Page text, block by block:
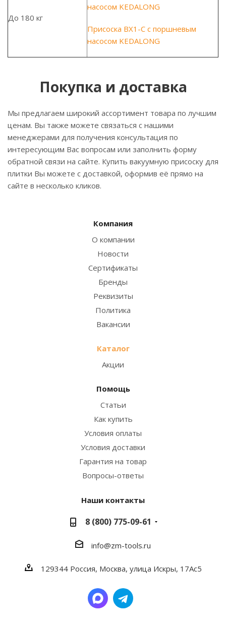
До 180 кг
насосом KEDALONG
Присоска BX1-С с поршневым
насосом KEDALONG
Покупка и доставка
Мы предлагаем широкий ассортимент товара по лучшим
ценам. Вы также можете связаться с нашими
менеджерами для получения консультация по
интересующим Вас вопросам или заполнить форму
обратной связи на сайте. Купить вакуумную присоску для
плитки Вы можете с доставкой, оформив её прямо на
сайте в несколько кликов.
Компания
О компании
Новости
Сертификаты
Бренды
Реквизиты
Политика
Вакансии
Каталог
Акции
Помощь
Статьи
Как купить
Условия оплаты
Условия доставки
Гарантия на товар
Вопросы-ответы
Наши контакты
8 (800) 775-09-61
info@zm-tools.ru
129344 Россия, Москва, улица Искры, 17Ас5